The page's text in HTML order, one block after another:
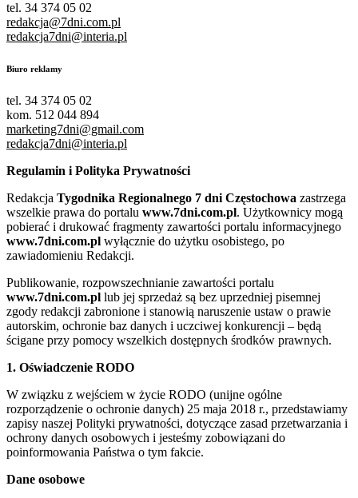
tel. 34 374 05 02
redakcja@7dni.com.pl
redakcja7dni@interia.pl
Biuro reklamy
tel. 34 374 05 02
kom. 512 044 894
marketing7dni@gmail.com
redakcja7dni@interia.pl
Regulamin i Polityka Prywatności
Redakcja Tygodnika Regionalnego 7 dni Częstochowa zastrzega
wszelkie prawa do portalu www.7dni.com.pl. Użytkownicy mogą
pobierać i drukować fragmenty zawartości portalu informacyjnego
www.7dni.com.pl wyłącznie do użytku osobistego, po
zawiadomieniu Redakcji.
Publikowanie, rozpowszechnianie zawartości portalu
www.7dni.com.pl lub jej sprzedaż są bez uprzedniej pisemnej
zgody redakcji zabronione i stanowią naruszenie ustaw o prawie
autorskim, ochronie baz danych i uczciwej konkurencji – będą
ścigane przy pomocy wszelkich dostępnych środków prawnych.
1. Oświadczenie RODO
W związku z wejściem w życie RODO (unijne ogólne
rozporządzenie o ochronie danych) 25 maja 2018 r., przedstawiamy
zapisy naszej Polityki prywatności, dotyczące zasad przetwarzania i
ochrony danych osobowych i jesteśmy zobowiązani do
poinformowania Państwa o tym fakcie.
Dane osobowe